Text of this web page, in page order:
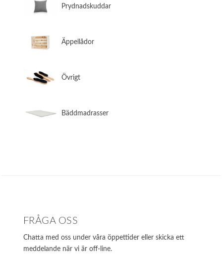
​Prydnadskuddar
​Äppellådor
​Övrigt
​Bäddmadrasser
FRÅGA OSS
Chatta med oss under våra öppettider eller skicka ett
meddelande när vi är off-line.